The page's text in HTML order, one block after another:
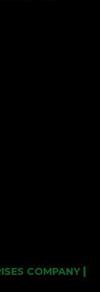
COMPANY |